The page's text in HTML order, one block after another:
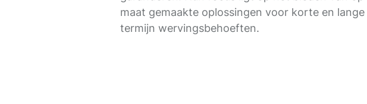
maat gemaakte oplossingen voor korte en lange
termijn wervingsbehoeften.